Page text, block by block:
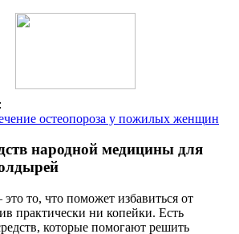
остеопороза у пожилых женщин
народной медицины для
то, что поможет избавиться от
практически ни копейки. Есть
которые помогают решить